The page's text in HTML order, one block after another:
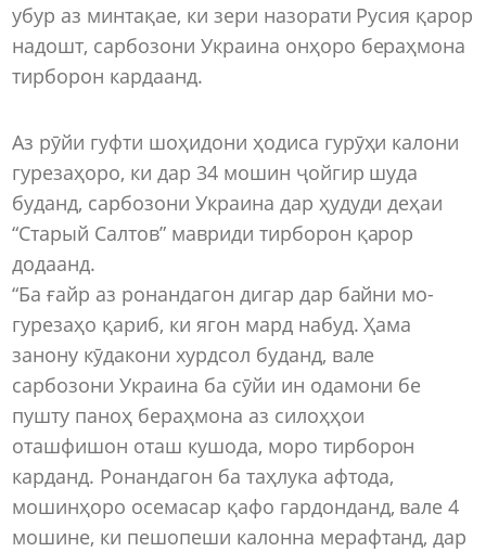
убур аз минтақае, ки зери назорати Русия қарор
надошт, сарбозони Украина онҳоро бераҳмона
тирборон кардаанд.
Аз рӯйи гуфти шоҳидони ҳодиса гурӯҳи калони
гурезаҳоро, ки дар 34 мошин ҷойгир шуда
буданд, сарбозони Украина дар ҳудуди деҳаи
“Старый Салтов” мавриди тирборон қарор
додаанд.
“Ба ғайр аз ронандагон дигар дар байни мо-
гурезаҳо қариб, ки ягон мард набуд. Ҳама
занону кӯдакони хурдсол буданд, вале
сарбозони Украина ба сӯйи ин одамони бе
пушту паноҳ бераҳмона аз силоҳҳои
оташфишон оташ кушода, моро тирборон
карданд. Ронандагон ба таҳлука афтода,
мошинҳоро осемасар қафо гардонданд, вале 4
мошине, ки пешопеши калонна мерафтанд, дар